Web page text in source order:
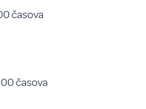
časova
časova